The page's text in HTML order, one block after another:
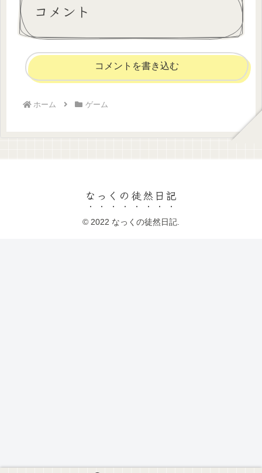
コメント
コメントを書き込む
ホーム ゲーム
なっくの徒然日記
© 2022 なっくの徒然日記.